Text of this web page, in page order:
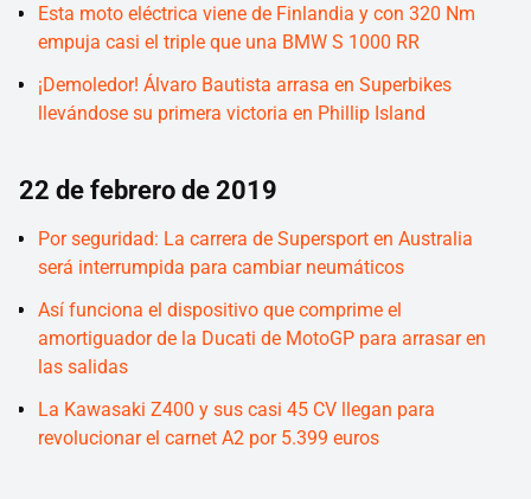
Esta moto eléctrica viene de Finlandia y con 320 Nm
empuja casi el triple que una BMW S 1000 RR
¡Demoledor! Álvaro Bautista arrasa en Superbikes
llevándose su primera victoria en Phillip Island
22 de febrero de 2019
Por seguridad: La carrera de Supersport en Australia
será interrumpida para cambiar neumáticos
Así funciona el dispositivo que comprime el
amortiguador de la Ducati de MotoGP para arrasar en
las salidas
La Kawasaki Z400 y sus casi 45 CV llegan para
revolucionar el carnet A2 por 5.399 euros